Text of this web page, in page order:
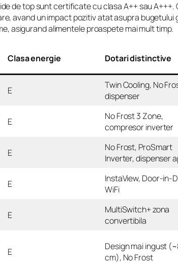
de top sunt certificate cu clasa A++ sau
avand un impact pozitiv atat asupra
asigurand alimentele proaspete mai mult timp.
Clasa energie Dotari distinctive
E
Twin Cooling, No
dispenser
E
No Frost 3 Zone,
compresor inverter
E
No Frost, ProSmart
Inverter, dispenser
E
InstaView, Door-in-
WiFi
E
MultiSwitch+ zona
convertibila
E
Design mai ingust
cm), No Frost